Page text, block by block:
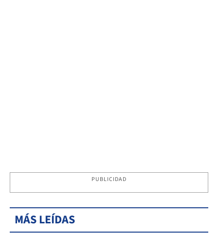
PUBLICIDAD
MÁS LEÍDAS